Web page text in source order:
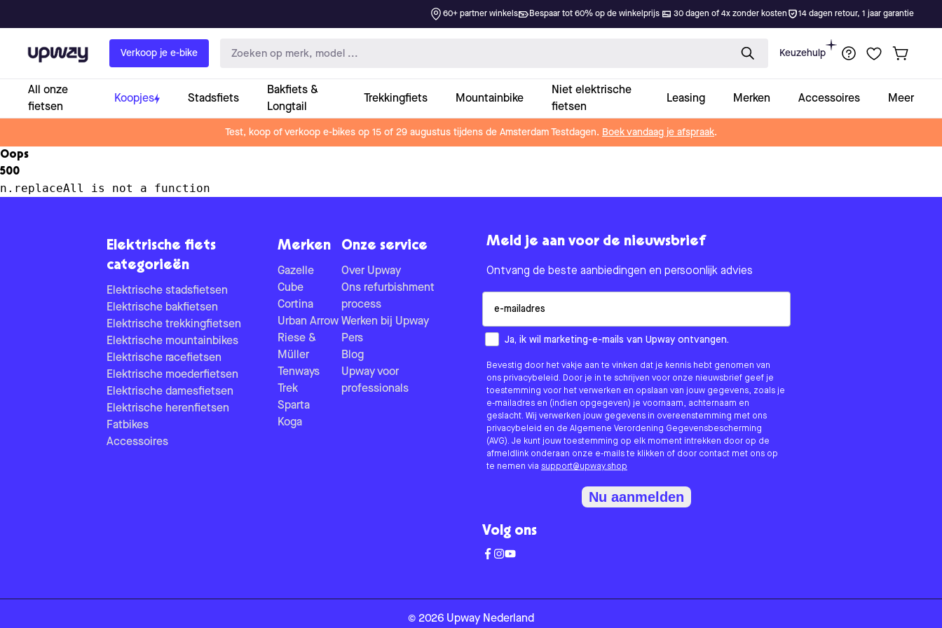
60+ partner winkels Bespaar tot 60% op de winkelprijs 30 dagen of 4x zonder kosten 14 dagen retour, 1 jaar garantie
Upway Verkoop je e-bike Keuzehulp
All onze
fietsen
Koopjes Stadsfiets
Bakfiets &
Longtail
Trekkingfiets Mountainbike
Niet elektrische
fietsen
Leasing Merken Accessoires Meer
Test, koop of verkoop e-bikes op 15 of 29 augustus tijdens de Amsterdam Testdagen. Boek vandaag je afspraak.
Oops
500
n.replaceAll is not a function
Elektrische fiets
categorieën
Elektrische stadsfietsen
Elektrische bakfietsen
Elektrische trekkingfietsen
Elektrische mountainbikes
Elektrische racefietsen
Elektrische moederfietsen
Elektrische damesfietsen
Elektrische herenfietsen
Fatbikes
Accessoires
Merken
Gazelle
Cube
Cortina
Urban Arrow
Riese &
Müller
Tenways
Trek
Sparta
Koga
Onze service
Over Upway
Ons refurbishment
process
Werken bij Upway
Pers
Blog
Upway voor
professionals
Meld je aan voor de nieuwsbrief
Ontvang de beste aanbiedingen en persoonlijk advies
How would you like to hear from us?
Ja, ik wil marketing-e-mails van Upway ontvangen.
Bevestig door het vakje aan te vinken dat je kennis hebt genomen van
ons privacybeleid. Door je in te schrijven voor onze nieuwsbrief geef je
toestemming voor het verwerken en opslaan van jouw gegevens, zoals je
e-mailadres en (indien opgegeven) je voornaam, achternaam en
geslacht. Wij verwerken jouw gegevens in overeenstemming met ons
privacybeleid en de Algemene Verordening Gegevensbescherming
(AVG). Je kunt jouw toestemming op elk moment intrekken door op de
afmeldlink onderaan onze e-mails te klikken of door contact met ons op
te nemen via support@upway.shop
Nu aanmelden
Volg ons
© 2026 Upway Nederland